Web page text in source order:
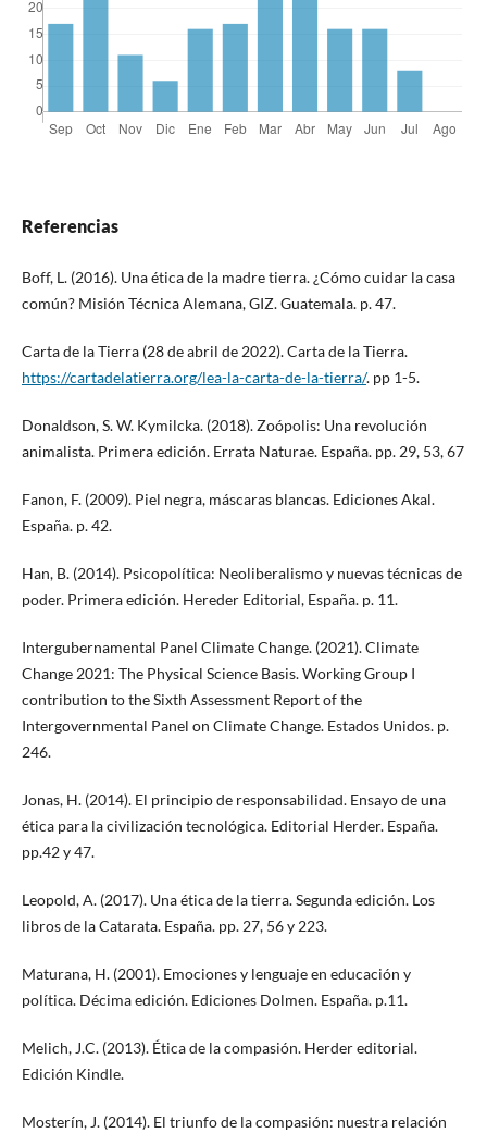
Referencias
Boff, L. (2016). Una ética de la madre tierra. ¿Cómo cuidar la casa
común? Misión Técnica Alemana, GIZ. Guatemala. p. 47.
Carta de la Tierra (28 de abril de 2022). Carta de la Tierra.
https://cartadelatierra.org/lea-la-carta-de-la-tierra/. pp 1-5.
Donaldson, S. W. Kymilcka. (2018). Zoópolis: Una revolución
animalista. Primera edición. Errata Naturae. España. pp. 29, 53, 67
Fanon, F. (2009). Piel negra, máscaras blancas. Ediciones Akal.
España. p. 42.
Han, B. (2014). Psicopolítica: Neoliberalismo y nuevas técnicas de
poder. Primera edición. Hereder Editorial, España. p. 11.
Intergubernamental Panel Climate Change. (2021). Climate
Change 2021: The Physical Science Basis. Working Group I
contribution to the Sixth Assessment Report of the
Intergovernmental Panel on Climate Change. Estados Unidos. p.
246.
Jonas, H. (2014). El principio de responsabilidad. Ensayo de una
ética para la civilización tecnológica. Editorial Herder. España.
pp.42 y 47.
Leopold, A. (2017). Una ética de la tierra. Segunda edición. Los
libros de la Catarata. España. pp. 27, 56 y 223.
Maturana, H. (2001). Emociones y lenguaje en educación y
política. Décima edición. Ediciones Dolmen. España. p.11.
Melich, J.C. (2013). Ética de la compasión. Herder editorial.
Edición Kindle.
Mosterín, J. (2014). El triunfo de la compasión: nuestra relación